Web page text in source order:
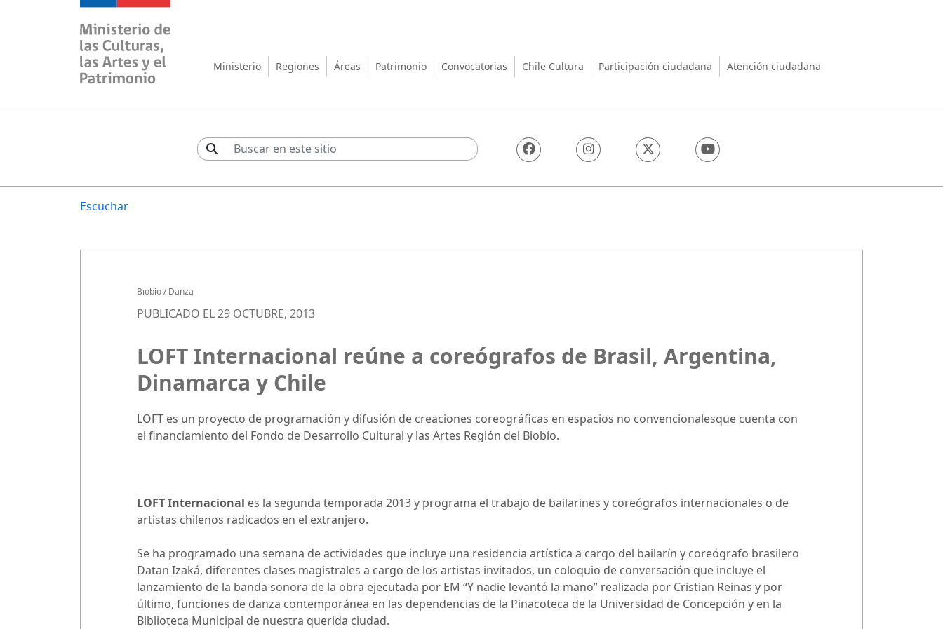
Ministerio de las Culturas, las Artes y el Patrimonio
Ministerio Regiones Áreas Patrimonio Convocatorias Chile Cultura Participación ciudadana Atención ciudadana
Escuchar
Biobío/Danza
PUBLICADO EL 29 OCTUBRE, 2013
LOFT Internacional reúne a coreógrafos de Brasil, Argentina,
Dinamarca y Chile
LOFT es un proyecto de programación y difusión de creaciones coreográficas en espacios no convencionalesque cuenta con
el financiamiento del Fondo de Desarrollo Cultural y las Artes Región del Biobío.
LOFT Internacional es la segunda temporada 2013 y programa el trabajo de bailarines y coreógrafos internacionales o de
artistas chilenos radicados en el extranjero.
Se ha programado una semana de actividades que incluye una residencia artística a cargo del bailarín y coreógrafo brasilero
Datan Izaká, diferentes clases magistrales a cargo de los artistas invitados, un coloquio de conversación que incluye el
lanzamiento de la banda sonora de la obra ejecutada por EM “Y nadie levantó la mano” realizada por Cristian Reinas y por
último, funciones de danza contemporánea en las dependencias de la Pinacoteca de la Universidad de Concepción y en la
Biblioteca Municipal de nuestra querida ciudad.